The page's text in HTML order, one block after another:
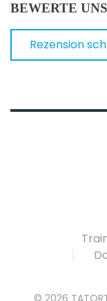
BEWERTE
Rezension
© 2026